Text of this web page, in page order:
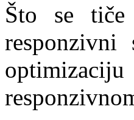
Što se tiče